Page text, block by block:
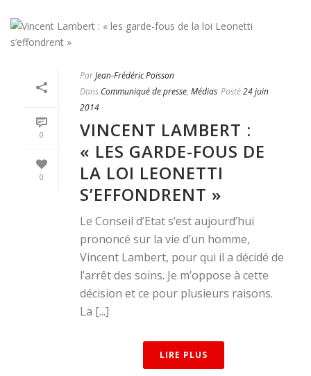
0
0
ParJean-Frédéric Poisson
Dans Communiqué de presse, Médias Posté24 juin
2014
VINCENT LAMBERT :
« LES GARDE-FOUS DE
LA LOI LEONETTI
S’EFFONDRENT »
Le Conseil d’Etat s’est aujourd’hui
prononcé sur la vie d’un homme,
Vincent Lambert, pour qui il a décidé de
l’arrêt des soins. Je m’oppose à cette
décision et ce pour plusieurs raisons.
La [...]
LIRE PLUS